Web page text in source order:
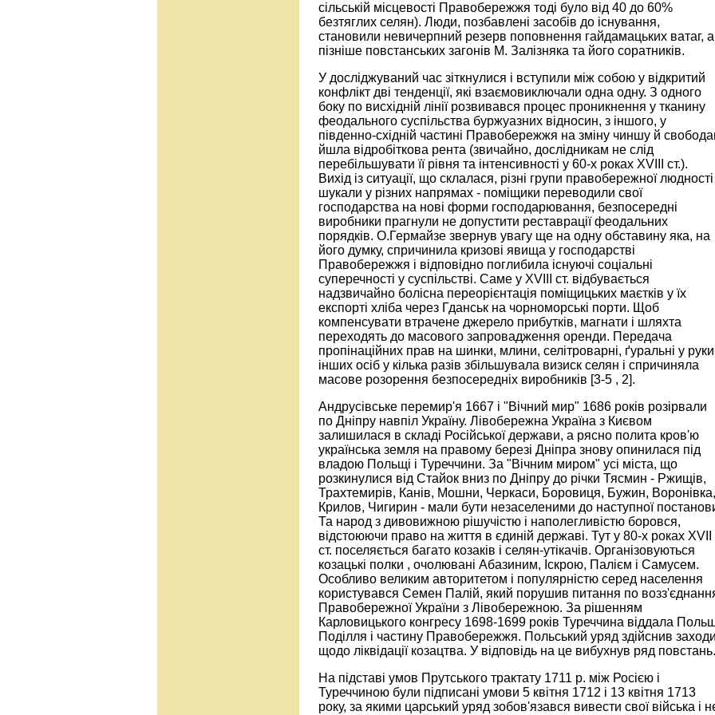
сільській місцевості Правобережжя тоді було від 40 до 60%
безтяглих селян). Люди, позбавлені засобів до існування,
становили невичерпний резерв поповнення гайдамацьких ватаг, а
пізніше повстанських загонів М. Залізняка та його соратників.
У досліджуваний час зіткнулися і вступили між собою у відкритий
конфлікт дві тенденції, які взаємовиключали одна одну. З одного
боку по висхідній лінії розвивався процес проникнення у тканину
феодального суспільства буржуазних відносин, з іншого, у
південно-східній частині Правобережжя на зміну чиншу й
йшла відробіткова рента (звичайно, дослідникам не слід
перебільшувати її рівня та інтенсивності у 60-х роках XVIII ст.).
Вихід із ситуації, що склалася, різні групи правобережної людності
шукали у різних напрямах - поміщики переводили свої
господарства на нові форми господарювання, безпосередні
виробники прагнули не допустити реставрації феодальних
порядків. О.Гермайзе звернув увагу ще на одну обставину яка, на
його думку, спричинила кризові явища у господарстві
Правобережжя і відповідно поглибила існуючі соціальні
суперечності у суспільстві. Саме у XVIII ст. відбувається
надзвичайно болісна переорієнтація поміщицьких маєтків у їх
експорті хліба через Гданськ на чорноморські порти. Щоб
компенсувати втрачене джерело прибутків, магнати і шляхта
переходять до масового запровадження оренди. Передача
пропінаційних прав на шинки, млини, селітроварні, ґуральні у руки
інших осіб у кілька разів збільшувала визиск селян і спричиняла
масове розорення безпосередніх виробників [3-5 , 2].
Андрусівське перемир'я 1667 і "Вічний мир" 1686 років розірвали
по Дніпру навпіл Україну. Лівобережна Україна з Києвом
залишилася в складі Російської держави, а рясно полита кров'ю
українська земля на правому березі Дніпра знову опинилася під
владою Польщі і Туреччини. За "Вічним миром" усі міста, що
розкинулися від Стайок вниз по Дніпру до річки Тясмин - Ржищів,
Трахтемирів, Канів, Мошни, Черкаси, Боровиця, Бужин, Воронівка,
Крилов, Чигирин - мали бути незаселеними до наступної
Та народ з дивовижною рішучістю і наполегливістю боровся,
відстоюючи право на життя в єдиній державі. Тут у 80-х роках XVII
ст. поселяється багато козаків і селян-утікачів. Організовуються
козацькі полки , очолювані Абазиним, Іскрою, Палієм і Самусем.
Особливо великим авторитетом і популярністю серед населення
користувався Семен Палій, який порушив питання по
Правобережної України з Лівобережною. За рішенням
Карловицького конгресу 1698-1699 років Туреччина віддала
Поділля і частину Правобережжя. Польський уряд здійснив
щодо ліквідації козацтва. У відповідь на це вибухнув ряд повстань.
На підставі умов Прутського трактату 1711 р. між Росією і
Туреччиною були підписані умови 5 квітня 1712 і 13 квітня 1713
року, за якими царський уряд зобов'язався вивести свої війська і